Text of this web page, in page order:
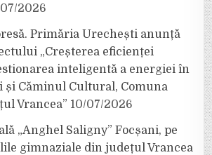
2026
Primăria Urechești anunță
„Creșterea eficienței
inteligentă a energiei în
și Căminul Cultural, Comuna
Vrancea” 10/07/2026
„Anghel Saligny” Focșani, pe
gimnaziale din județul Vrancea